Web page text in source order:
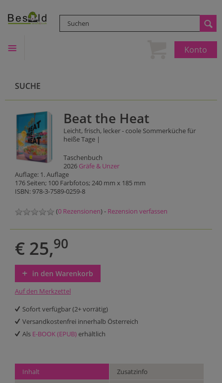
Konto
SUCHE
Beat the Heat
Leicht, frisch, lecker - coole Sommerküche für
heiße Tage |
Taschenbuch
2026 Gräfe & Unzer
Auflage: 1. Auflage
176 Seiten; 100 Farbfotos; 240 mm x 185 mm
ISBN: 978-3-7589-0259-8
(0 Rezensionen) - Rezension verfassen
€ 25,90
in den Warenkorb
Auf den Merkzettel
Sofort verfügbar (2+ vorrätig)
Versandkostenfrei innerhalb Österreich
Als E-BOOK (EPUB) erhältlich
Inhalt
Zusatzinfo